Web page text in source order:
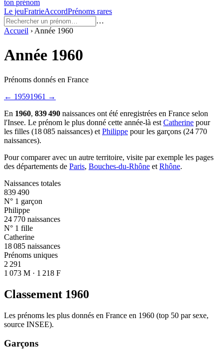
ton prénom
Le jeuFratrieAccordPrénoms rares
…
Accueil › Année 1960
Année 1960
Prénoms donnés en France
← 19591961 →
En 1960, 839 490 naissances ont été enregistrées en France selon
l'Insee. Le prénom le plus donné cette année-là est Catherine pour
les filles (18 085 naissances) et Philippe pour les garçons (24 770
naissances).
Pour comparer avec un autre territoire, visite par exemple les pages
des départements de Paris, Bouches-du-Rhône et Rhône.
Naissances totales
839 490
N° 1 garçon
Philippe
24 770 naissances
N° 1 fille
Catherine
18 085 naissances
Prénoms uniques
2 291
1 073 M · 1 218 F
Classement 1960
Les prénoms les plus donnés en France en 1960 (top 50 par sexe,
source INSEE).
Garçons